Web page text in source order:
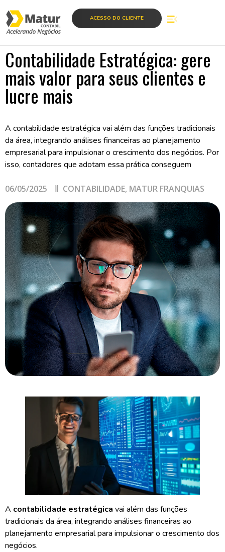
ACESSO DO CLIENTE
Contabilidade Estratégica: gere
mais valor para seus clientes e
lucre mais
A contabilidade estratégica vai além das funções tradicionais
da área, integrando análises financeiras ao planejamento
empresarial para impulsionar o crescimento dos negócios. Por
isso, contadores que adotam essa prática conseguem
06/05/2025 CONTABILIDADE, MATUR FRANQUIAS
A contabilidade estratégica vai além das funções
tradicionais da área, integrando análises financeiras ao
planejamento empresarialpara impulsionar o crescimento dos
negócios.